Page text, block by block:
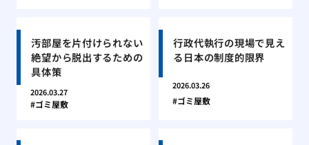
汚部屋を片付けられない
絶望から脱出するための
具体策
2026.03.27
ゴミ屋敷
行政代執行の現場で見え
る日本の制度的限界
2026.03.26
ゴミ屋敷